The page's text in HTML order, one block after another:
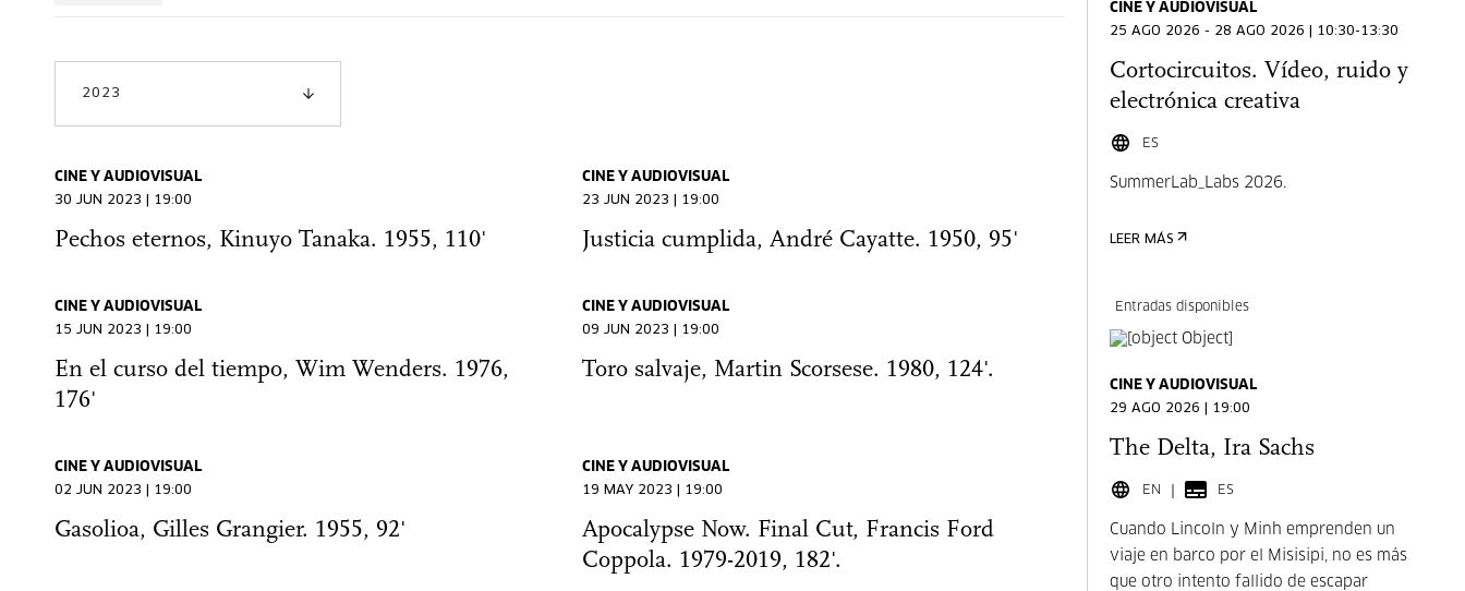
2023
CINE Y AUDIOVISUAL
30 JUN 2023 | 19:00
Pechos eternos, Kinuyo Tanaka. 1955, 110'
CINE Y AUDIOVISUAL
23 JUN 2023 | 19:00
Justicia cumplida, André Cayatte. 1950, 95'
CINE Y AUDIOVISUAL
15 JUN 2023 | 19:00
En el curso del tiempo, Wim Wenders. 1976,
176'
CINE Y AUDIOVISUAL
09 JUN 2023 | 19:00
Toro salvaje, Martin Scorsese. 1980, 124'.
CINE Y AUDIOVISUAL
02 JUN 2023 | 19:00
Gasolioa, Gilles Grangier. 1955, 92'
CINE Y AUDIOVISUAL
19 MAY 2023 | 19:00
Apocalypse Now. Final Cut, Francis Ford
Coppola. 1979-2019, 182'.
CINE Y AUDIOVISUAL
25 AGO 2026 - 28 AGO 2026 | 10:30-13:30
Cortocircuitos. Vídeo, ruido y
electrónica creativa
ES
SummerLab_Labs 2026.
LEER MÁS
Entradas disponibles
CINE Y AUDIOVISUAL
29 AGO 2026 | 19:00
The Delta, Ira Sachs
EN ES
Cuando Lincoln y Minh emprenden un
viaje en barco por el Misisipi, no es más
que otro intento fallido de escapar